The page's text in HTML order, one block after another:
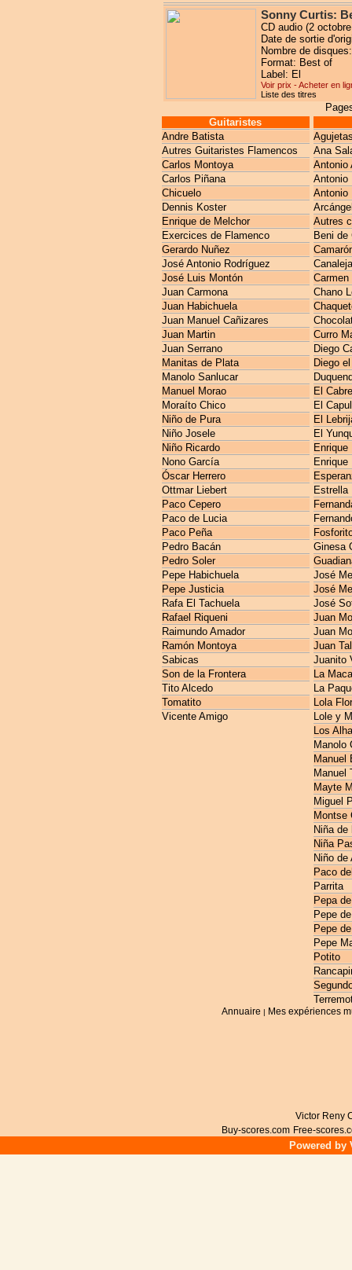
Sonny Curtis:
CD audio (2
Date de sortie
Nombre de
Format: Best of
Label: El
Voir prix - Acheter en
Liste des titres
Guitaristes
Andre Batista
Autres Guitaristes Flamencos
Carlos Montoya
Carlos Piñana
Chicuelo
Dennis Koster
Enrique de Melchor
Exercices de Flamenco
Gerardo Nuñez
José Antonio Rodríguez
José Luis Montón
Juan Carmona
Juan Habichuela
Juan Manuel Cañizares
Juan Martin
Juan Serrano
Manitas de Plata
Manolo Sanlucar
Manuel Morao
Moraíto Chico
Niño de Pura
Niño Josele
Niño Ricardo
Nono García
Óscar Herrero
Ottmar Liebert
Paco Cepero
Paco de Lucia
Paco Peña
Pedro Bacán
Pedro Soler
Pepe Habichuela
Pepe Justicia
Rafa El Tachuela
Rafael Riqueni
Raimundo Amador
Ramón Montoya
Sabicas
Son de la Frontera
Tito Alcedo
Tomatito
Vicente Amigo
Ana
Antonio
Antonio
Antonio
Autres
Beni de
Carmen
Chano
Curro
Diego
Diego
El
El
El
El
Enrique
Estrella
Ginesa
José
José
José
Juan
Juan
Juan
Juanito
La
La
Lola
Lole y
Los
Manolo
Manuel
Manuel
Mayte
Miguel
Montse
Niña
Niña
Niño de
Paco
Parrita
Pepa
Pepe
Pepe
Pepe
Potito
Annuaire | Mes expériences
Victor Reny
Buy-scores.com Free-
Powered by